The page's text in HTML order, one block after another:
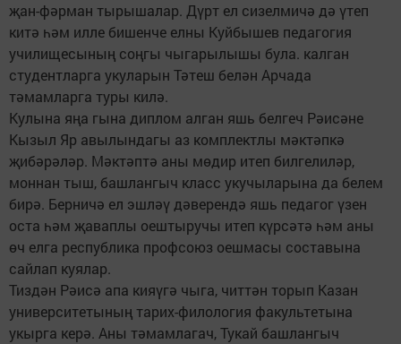
җан-фәрман тырышалар. Дүрт ел сизелмичә дә үтеп
китә һәм илле бишенче елны Куйбышев педагогия
училищесының соңгы чыгарылышы була. калган
студентларга укуларын Тәтеш белән Арчада
тәмамларга туры килә.
Кулына яңа гына диплом алган яшь белгеч Рәисәне
Кызыл Яр авылындагы аз комплектлы мәктәпкә
җибәрәләр. Мәктәптә аны мөдир итеп билгелиләр,
моннан тыш, башлангыч класс укучыларына да белем
бирә. Берничә ел эшләү дәверендә яшь педагог үзен
оста һәм җаваплы оештыручы итеп күрсәтә һәм аны
өч елга республика профсоюз оешмасы составына
сайлап куялар.
Тиздән Рәисә апа кияүгә чыга, читтән торып Казан
университетының тарих-филология факультетына
укырга керә. Аны тәмамлагач, Тукай башлангыч